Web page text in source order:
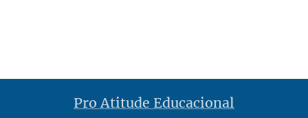
Pro Atitude Educacional